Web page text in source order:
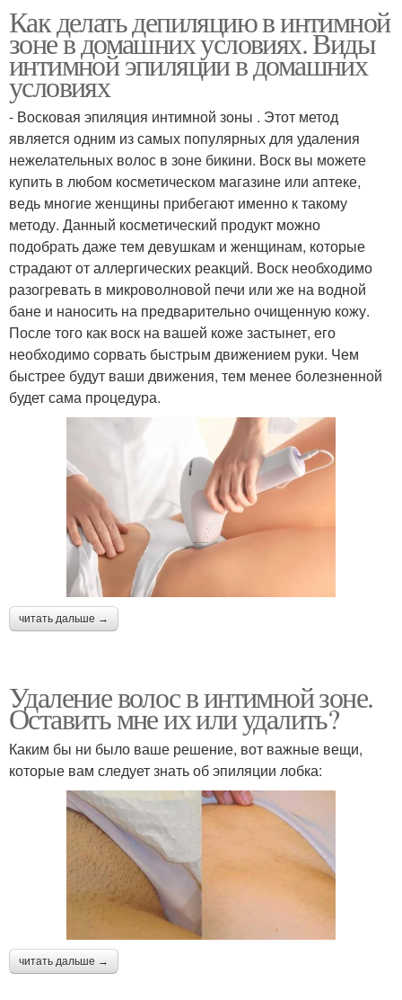
Как делать депиляцию в интимной
зоне в домашних условиях. Виды
интимной эпиляции в домашних
условиях
- Восковая эпиляция интимной зоны . Этот метод
является одним из самых популярных для удаления
нежелательных волос в зоне бикини. Воск вы можете
купить в любом косметическом магазине или аптеке,
ведь многие женщины прибегают именно к такому
методу. Данный косметический продукт можно
подобрать даже тем девушкам и женщинам, которые
страдают от аллергических реакций. Воск необходимо
разогревать в микроволновой печи или же на водной
бане и наносить на предварительно очищенную кожу.
После того как воск на вашей коже застынет, его
необходимо сорвать быстрым движением руки. Чем
быстрее будут ваши движения, тем менее болезненной
будет сама процедура.
читать дальше →
Удаление волос в интимной зоне.
Оставить мне их или удалить?
Каким бы ни было ваше решение, вот важные вещи,
которые вам следует знать об эпиляции лобка:
читать дальше →